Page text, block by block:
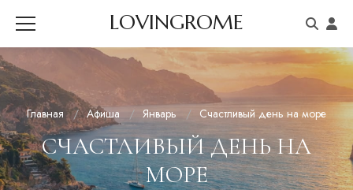
LOVINGROME
Главная Афиша Январь Счастливый день на море
СЧАСТЛИВЫЙ ДЕНЬ НА
МОРЕ